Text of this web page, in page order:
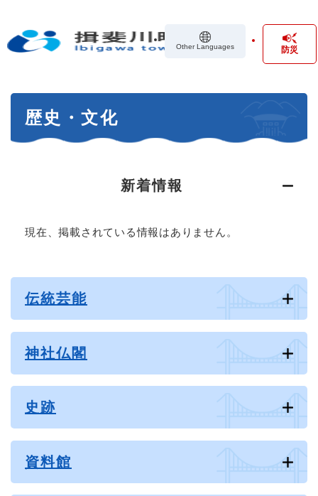
の
Other Languages 防災
歴史・文化
新着情報
現在、掲載されている情報はありません。
伝統芸能
神社仏閣
史跡
資料館